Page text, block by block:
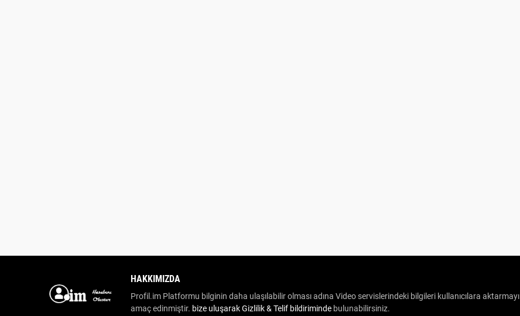
HAKKIMIZDA
Profil.im Platformu bilginin daha ulaşılabilir olması adına Video servislerindeki bilgileri kullanıcılara aktarmayı
amaç edinmiştir. bize uluşarakGizlilik & Telif bildiriminde bulunabilirsiniz.